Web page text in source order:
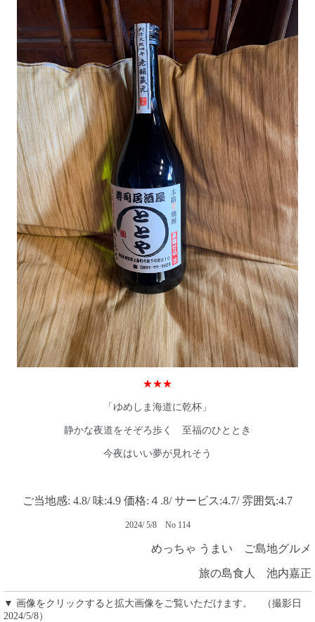
★★★
「ゆめしま海道に乾杯」
静かな夜道をそぞろ歩く 至福のひととき
今夜はいい夢が見れそう
ご当地感: 4.8/ 味:4.9 価格:４.8/ サービス:4.7/ 雰囲気:4.7
2024/ 5/8No 114
めっちゃ うまい ご島地グルメ
旅の島食人 池内嘉正
▼ 画像をクリックすると拡大画像をご覧いただけます。 （撮影日
2024/5/8）